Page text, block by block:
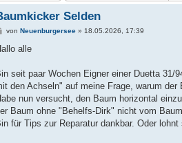
Selden
B
i
a
von Neuenburgersee» 18.05.2026, 17:39
alle
seit paar Wochen Eigner einer Duetta 31/
den Achseln" auf meine Frage, warum der
nun versucht, den Baum horizontal
Baum ohne "Behelfs-Dirk" nicht vom
für Tips zur Reparatur dankbar. Oder